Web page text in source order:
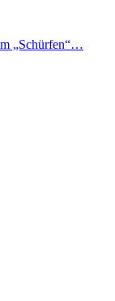
„Schürfen“…